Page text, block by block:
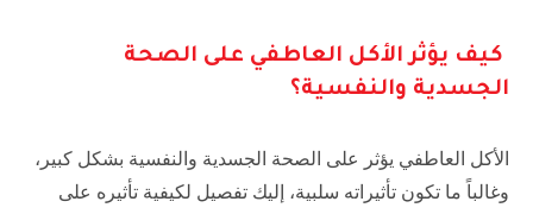
كيف يؤثر الأكل العاطفي على الصحة
الجسدية والنفسية؟
الأكل العاطفي يؤثر على الصحة الجسدية والنفسية بشكل كبير،
وغالباً ما تكون تأثيراته سلبية، إليك تفصيل لكيفية تأثيره على